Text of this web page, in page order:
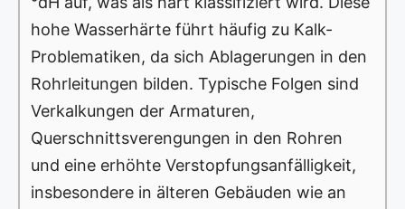
hohe Wasserhärte führt häufig zu Kalk-
Problematiken, da sich Ablagerungen in den
Rohrleitungen bilden. Typische Folgen sind
Verkalkungen der Armaturen,
Querschnittsverengungen in den Rohren
und eine erhöhte Verstopfungsanfälligkeit,
insbesondere in älteren Gebäuden wie an